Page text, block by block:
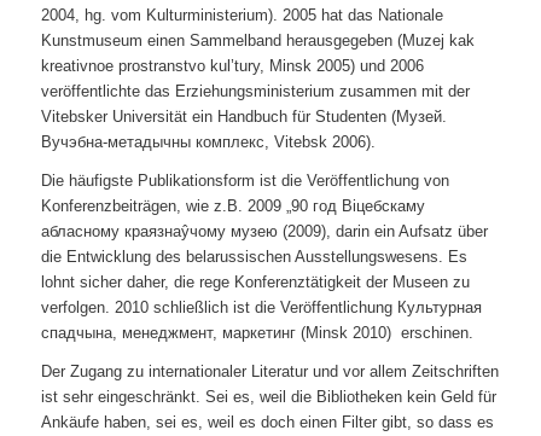
2004, hg. vom Kulturministerium). 2005 hat das Nationale
Kunstmuseum einen Sammelband herausgegeben (Muzej kak
kreativnoe prostranstvo kul’tury, Minsk 2005) und 2006
veröffentlichte das Erziehungsministerium zusammen mit der
Vitebsker Universität ein Handbuch für Studenten (Музей.
Вучэбна-метадычны комплекс, Vitebsk 2006).
Die häufigste Publikationsform ist die Veröffentlichung von
Konferenzbeiträgen, wie z.B. 2009 „90 год Вiцебскаму
абласному краязнаŷчому музею (2009), darin ein Aufsatz über
die Entwicklung des belarussischen Ausstellungswesens. Es
lohnt sicher daher, die rege Konferenztätigkeit der Museen zu
verfolgen. 2010 schließlich ist die Veröffentlichung Культурная
спадчына, менеджмент, маркетинг (Minsk 2010) erschinen.
Der Zugang zu internationaler Literatur und vor allem Zeitschriften
ist sehr eingeschränkt. Sei es, weil die Bibliotheken kein Geld für
Ankäufe haben, sei es, weil es doch einen Filter gibt, so dass es